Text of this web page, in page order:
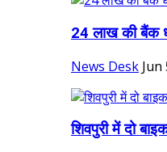
24 लाख की बैंक
News Desk Jun
शिवपुरी में दो